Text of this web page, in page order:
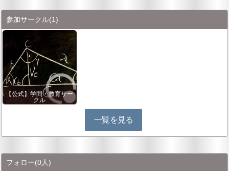
参加サークル(1)
【公式】学問・教育サー
クル
一覧を見る
フォロー(0人)